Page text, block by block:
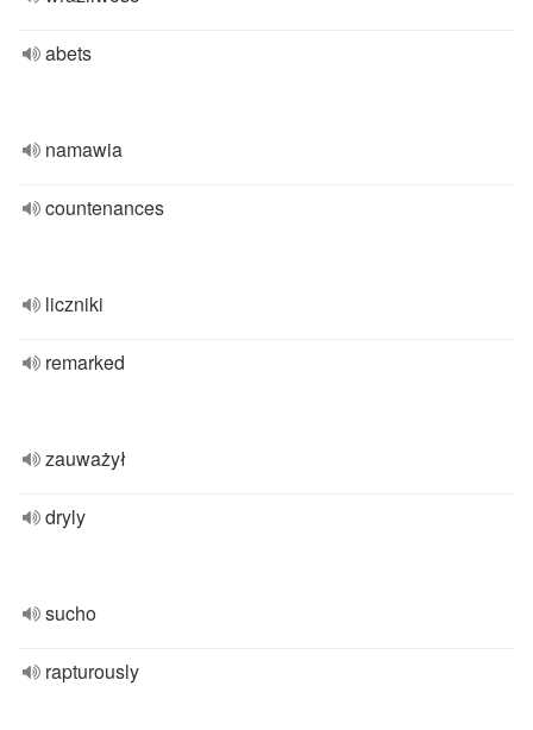
abets
namawia
countenances
liczniki
remarked
zauważył
dryly
sucho
rapturously